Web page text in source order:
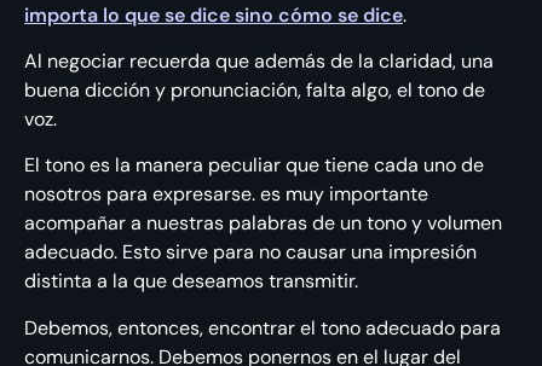
importa lo que se dice sino cómo se dice.
Al negociar recuerda que además de la claridad, una
buena dicción y pronunciación, falta algo, el tono de
voz.
El tono es la manera peculiar que tiene cada uno de
nosotros para expresarse. es muy importante
acompañar a nuestras palabras de un tono y volumen
adecuado. Esto sirve para no causar una impresión
distinta a la que deseamos transmitir.
Debemos, entonces, encontrar el tono adecuado para
comunicarnos. Debemos ponernos en el lugar del